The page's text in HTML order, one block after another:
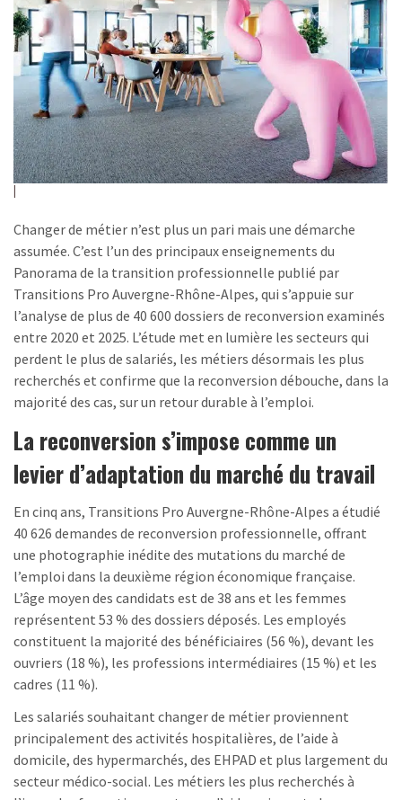
Changer de métier n’est plus un pari mais une démarche
assumée. C’est l’un des principaux enseignements du
Panorama de la transition professionnelle publié par
Transitions Pro Auvergne-Rhône-Alpes, qui s’appuie sur
l’analyse de plus de 40 600 dossiers de reconversion examinés
entre 2020 et 2025. L’étude met en lumière les secteurs qui
perdent le plus de salariés, les métiers désormais les plus
recherchés et confirme que la reconversion débouche, dans la
majorité des cas, sur un retour durable à l’emploi.
La reconversion s’impose comme un
levier d’adaptation du marché du travail
En cinq ans, Transitions Pro Auvergne-Rhône-Alpes a étudié
40 626 demandes de reconversion professionnelle, offrant
une photographie inédite des mutations du marché de
l’emploi dans la deuxième région économique française.
L’âge moyen des candidats est de 38 ans et les femmes
représentent 53 % des dossiers déposés. Les employés
constituent la majorité des bénéficiaires (56 %), devant les
ouvriers (18 %), les professions intermédiaires (15 %) et les
cadres (11 %).
Les salariés souhaitant changer de métier proviennent
principalement des activités hospitalières, de l’aide à
domicile, des hypermarchés, des EHPAD et plus largement du
secteur médico-social. Les métiers les plus recherchés à